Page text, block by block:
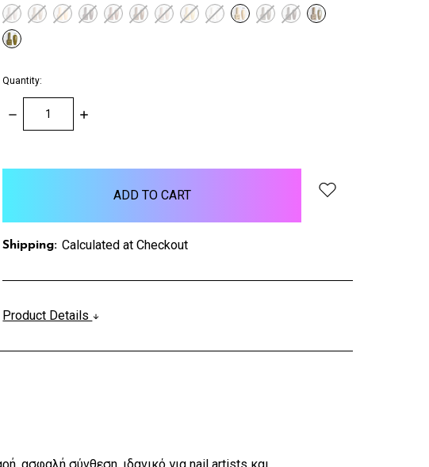
Quantity:
DECREASE
QUANTITY:
INCREASE
Shipping: Calculated at Checkout
Product Details